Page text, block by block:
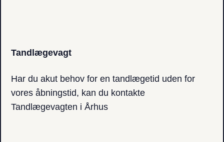
Tandlægevagt
Har du akut behov for en tandlægetid uden for
vores åbningstid, kan du kontakte
Tandlægevagten i Århus